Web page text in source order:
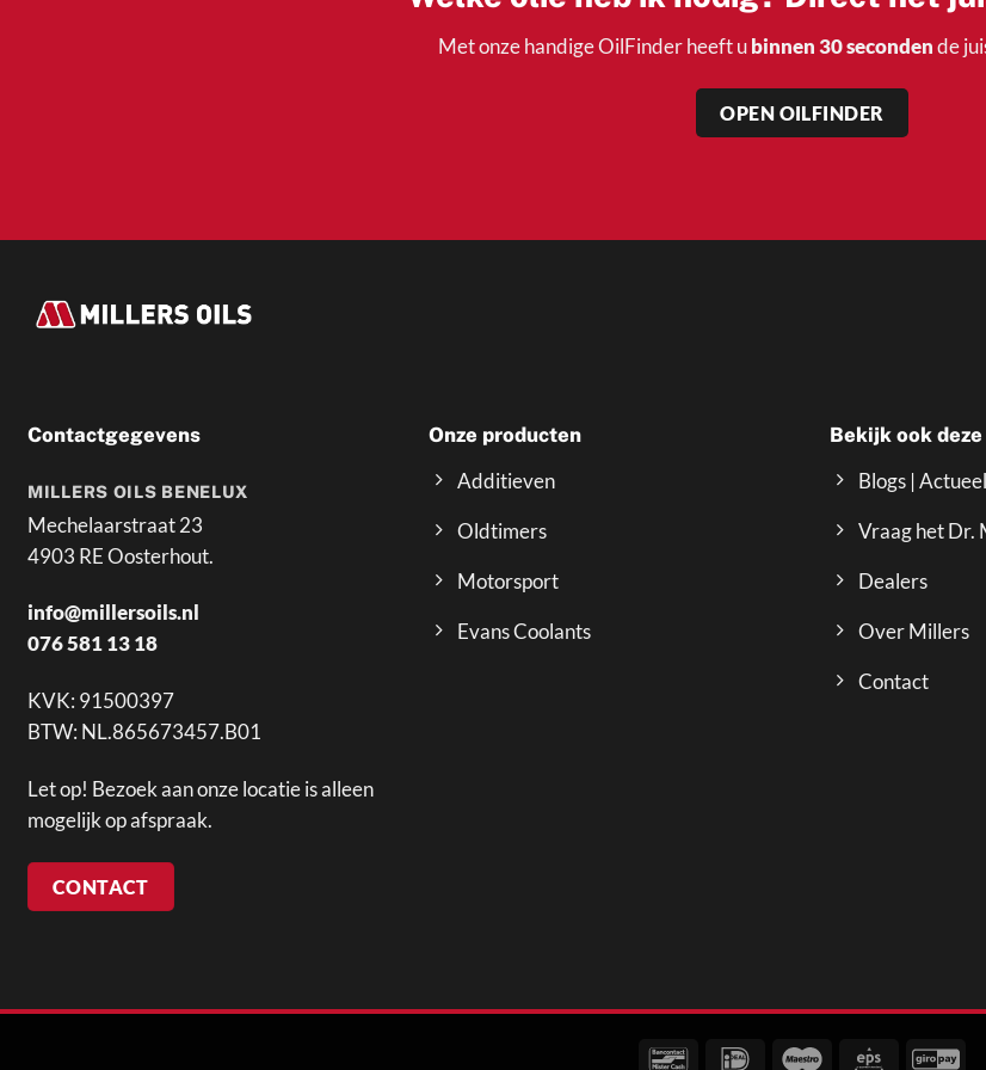
Met onze handige OilFinder heeft ubinnen 30 secondende
OPEN OILFINDER
Contactgegevens
MILLERS OILS BENELUX
Mechelaarstraat 23
4903 RE Oosterhout.
info@millersoils.nl
076 581 13 18
KVK: 91500397
BTW: NL.865673457.B01
Let op! Bezoek aan onze locatie is alleen
mogelijk op afspraak.
CONTACT
Onze producten
Additieven
Oldtimers
Motorsport
Evans Coolants
Bekijk ook
Blogs | Actueel
Vraag het Dr.
Dealers
Over Millers
Contact
BancontactIDeal Maestro Eps